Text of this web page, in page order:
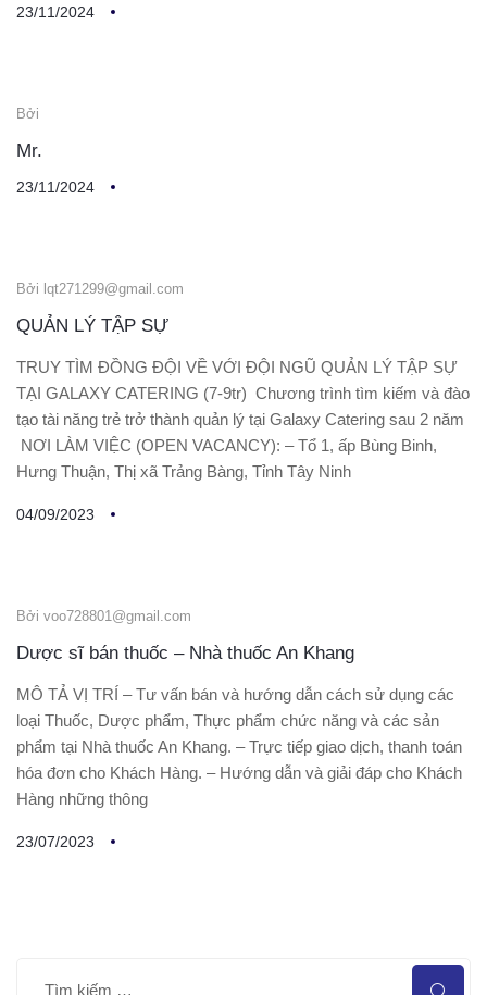
23/11/2024
Bởi
Mr.
23/11/2024
Bởi lqt271299@gmail.com
QUẢN LÝ TẬP SỰ
TRUY TÌM ĐỒNG ĐỘI VỀ VỚI ĐỘI NGŨ QUẢN LÝ TẬP SỰ
TẠI GALAXY CATERING (7-9tr) Chương trình tìm kiếm và đào
tạo tài năng trẻ trở thành quản lý tại Galaxy Catering sau 2 năm
NƠI LÀM VIỆC (OPEN VACANCY): – Tổ 1, ấp Bùng Binh,
Hưng Thuận, Thị xã Trảng Bàng, Tỉnh Tây Ninh
04/09/2023
Bởi voo728801@gmail.com
Dược sĩ bán thuốc – Nhà thuốc An Khang
MÔ TẢ VỊ TRÍ – Tư vấn bán và hướng dẫn cách sử dụng các
loại Thuốc, Dược phẩm, Thực phẩm chức năng và các sản
phẩm tại Nhà thuốc An Khang. – Trực tiếp giao dịch, thanh toán
hóa đơn cho Khách Hàng. – Hướng dẫn và giải đáp cho Khách
Hàng những thông
23/07/2023